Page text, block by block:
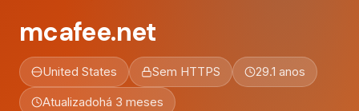
mcafee.net
United States Sem HTTPS 29.1 anos
Atualizadohá 3 meses